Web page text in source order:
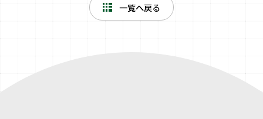
一覧へ戻る